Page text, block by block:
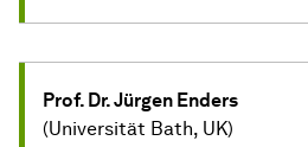
Prof. Dr. Jürgen Enders
(Universität Bath, UK)